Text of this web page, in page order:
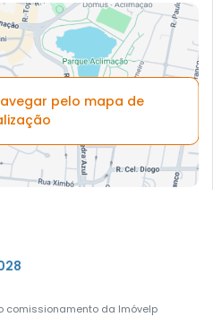
pelo mapa de
comissionamento da Imóvelp